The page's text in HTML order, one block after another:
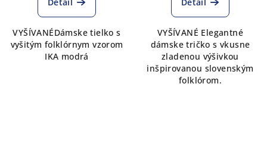
VYŠÍVANÉDámske tielko s
vyšitým folklórnym vzorom
IKA modrá
VYŠÍVANÉ Elegantné
dámske tričko s vkusne
zladenou výšivkou
inšpirovanou slovenským
folklórom.